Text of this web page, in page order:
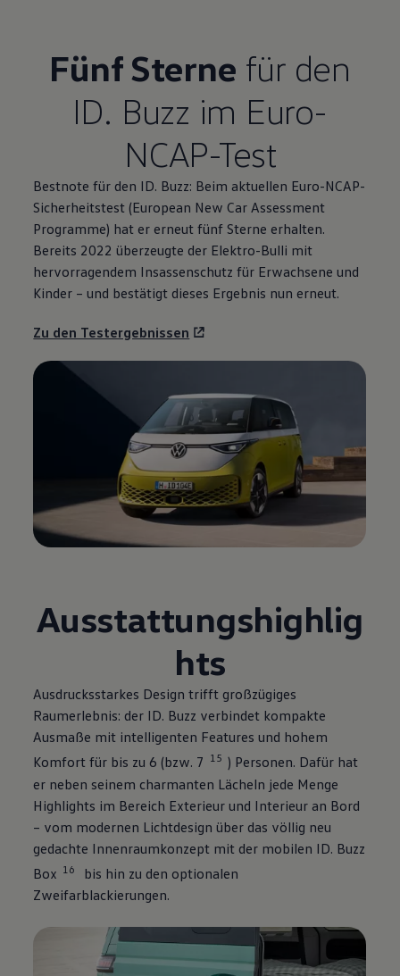
Fünf Sterne für den
ID. Buzz im Euro-
NCAP-Test
Bestnote für den ID. Buzz: Beim aktuellen Euro-NCAP-
Sicherheitstest (European New Car Assessment
Programme) hat er erneut fünf Sterne erhalten.
Bereits 2022 überzeugte der Elektro-Bulli mit
hervorragendem Insassenschutz für Erwachsene und
Kinder – und bestätigt dieses Ergebnis nun erneut.
Zu den Testergebnissen
Ausstattungshighlig
hts
Ausdrucksstarkes Design trifft großzügiges
Raumerlebnis: der ID. Buzz verbindet kompakte
Ausmaße mit intelligenten Features und hohem
Komfort für bis zu 6 (bzw. 7 15 ) Personen. Dafür hat
er neben seinem charmanten Lächeln jede Menge
Highlights im Bereich Exterieur und Interieur an Bord
– vom modernen Lichtdesign über das völlig neu
gedachte Innenraumkonzept mit der mobilen ID. Buzz
Box 16
bis hin zu den optionalen
Zweifarblackierungen.